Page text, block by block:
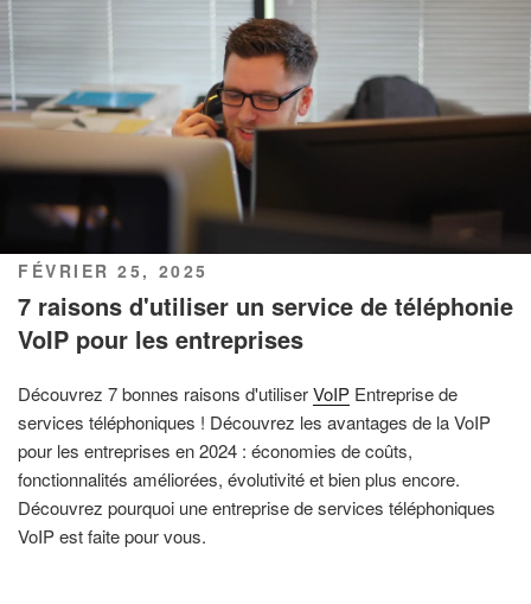
PUBLIÉ
LE
FÉVRIER 25, 2025
7 raisons d'utiliser un service de téléphonie
VoIP pour les entreprises
Découvrez 7 bonnes raisons d'utiliserVoIP Entreprise de
services téléphoniques ! Découvrez les avantages de la VoIP
pour les entreprises en 2024 : économies de coûts,
fonctionnalités améliorées, évolutivité et bien plus encore.
Découvrez pourquoi une entreprise de services téléphoniques
VoIP est faite pour vous.